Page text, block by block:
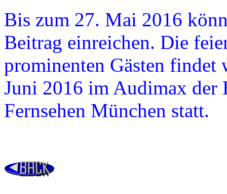
Bis zum 27. Mai 2016
Beitrag einreichen. Die
prominenten Gästen findet
Juni 2016 im Audimax der
Fernsehen München statt.